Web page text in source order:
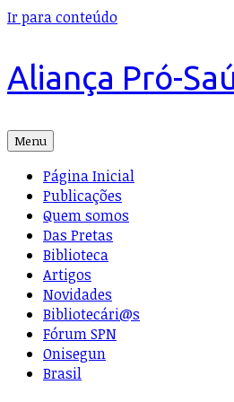
Ir para conteúdo
Aliança Pró-
Menu
Página Inicial
Publicações
Quem somos
Das Pretas
Biblioteca
Artigos
Novidades
Bibliotecári@s
Fórum SPN
Onisegun
Brasil